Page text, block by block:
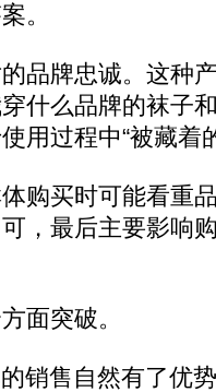
。
牌忠诚。这种
什么品牌的袜子
用过程中“被藏着
买时可能看重
，最后主要影响
突破。
售自然有了优